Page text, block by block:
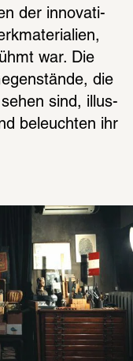
der inno­va­ti­
war. Die
die
sind, illus­
beleuch­ten ihr